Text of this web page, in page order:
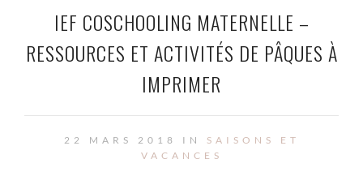
IEF COSCHOOLING MATERNELLE –
RESSOURCES ET ACTIVITÉS DE PÂQUES À
IMPRIMER
22 MARS 2018 IN SAISONS ET
VACANCES